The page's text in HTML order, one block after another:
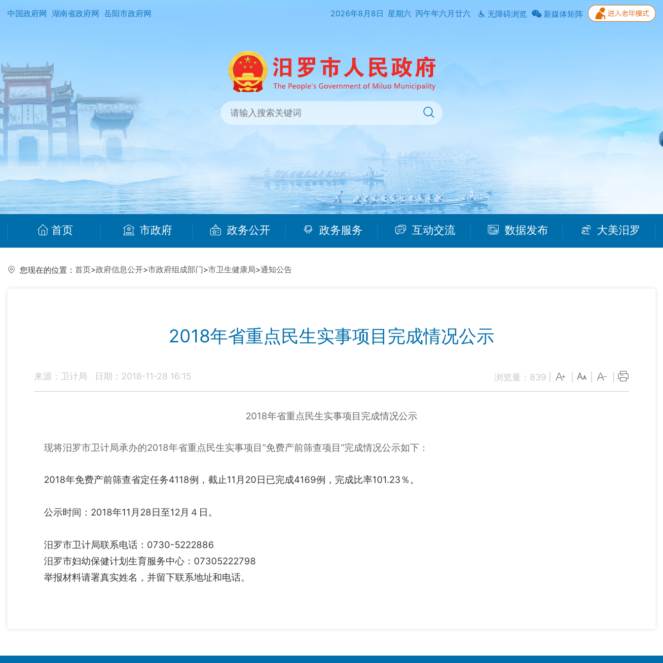
中国政府网 湖南省政府网 岳阳市政府网 2026年8月8日 星期六 丙午年六月廿六 无障碍浏览 新媒体矩阵
首页 市政府 政务公开 政务服务 互动交流 数据发布 大美汨罗
您现在的位置： 首页>政府信息公开>市政府组成部门>市卫生健康局>通知公告
2018年省重点民生实事项目完成情况公示
来源：卫计局 日期：2018-11-28 16:15 浏览量： 839
2018年省重点民生实事项目完成情况公示
现将汨罗市卫计局承办的2018年省重点民生实事项目“免费产前筛查项目”完成情况公示如下 ：
2018年免费产前筛查省定任务4118例，截止11月20日已完成4169例，完成比率101.23％。
公示时间：2018年11月28日至12月４日。
汨罗市卫计局联系电话：0730-5222886
汨罗市妇幼保健计划生育服务中心：07305222798
举报材料请署真实姓名，并留下联系地址和电话。